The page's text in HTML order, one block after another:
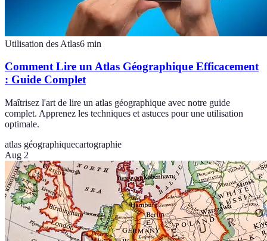
Utilisation des Atlas6 min
Comment Lire un Atlas Géographique Efficacement
: Guide Complet
Maîtrisez l'art de lire un atlas géographique avec notre guide
complet. Apprenez les techniques et astuces pour une utilisation
optimale.
atlas géographiquecartographie
Aug 2